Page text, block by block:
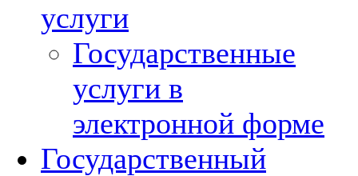
услуги
Государственные
услуги в
электронной форме
Государственный